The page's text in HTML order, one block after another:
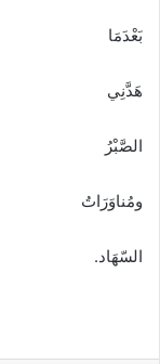
بَعْدَمَا
هَدَّنِي
الصَّبْرُ
ومُناوَرَاتُ
السّهَاد.